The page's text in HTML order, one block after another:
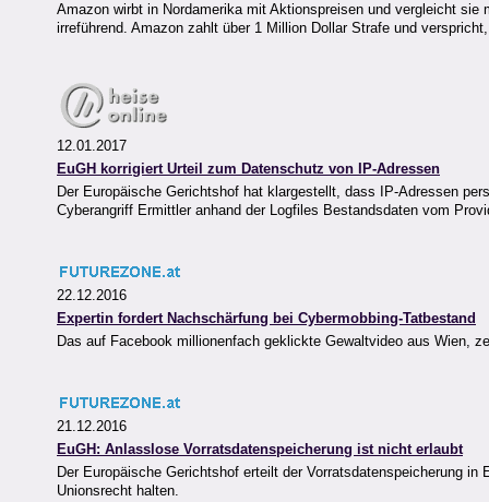
Amazon wirbt in Nordamerika mit Aktionspreisen und vergleicht
irreführend. Amazon zahlt über 1 Million Dollar Strafe und
12.01.2017
EuGH korrigiert Urteil zum Datenschutz von IP-Adressen
Der Europäische Gerichtshof hat klargestellt, dass IP-Adressen
Cyberangriff Ermittler anhand der Logfiles Bestandsdaten vom
22.12.2016
Expertin fordert Nachschärfung bei Cybermobbing-Tatbestand
Das auf Facebook millionenfach geklickte Gewaltvideo aus Wien,
21.12.2016
EuGH: Anlasslose Vorratsdatenspeicherung ist nicht erlaubt
Der Europäische Gerichtshof erteilt der Vorratsdatenspeicherung
Unionsrecht halten.